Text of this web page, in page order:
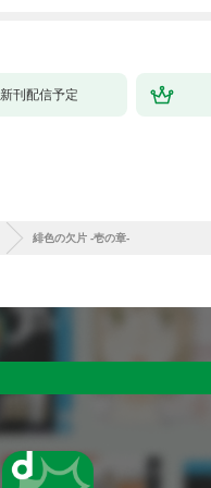
新刊配信予定
緋色の欠片 -壱の章-